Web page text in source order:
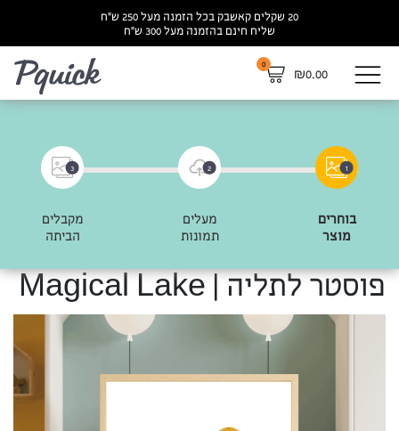
20 שקלים קאשבק בכל הזמנה מעל 250 ש”ח
שליח חינם בהזמנה מעל 300 ש”ח
₪0.00
0
1
בוחרים
מוצר
2
מעלים
תמונות
3
מקבלים
הביתה
פוסטר לתליה | Magical Lake